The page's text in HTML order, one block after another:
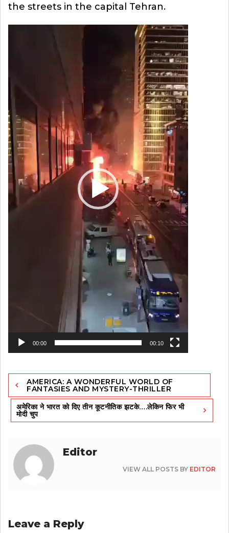
the streets in the capital Tehran.
00:00 00:10
Post
navigation
AMERICA: A WONDERFUL WORLD OF
FANTASIES AND MYSTERY-THRILLER
अमेरिका ने भारत को दिए तीन कूटनीतिक झटके….लेकिन फिर भी
मोदी चुप
Editor
VIEW ALL POSTS BY EDITOR
Leave a Reply